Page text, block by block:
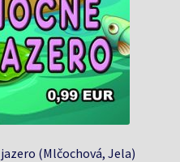
(Mlčochová, Jela)